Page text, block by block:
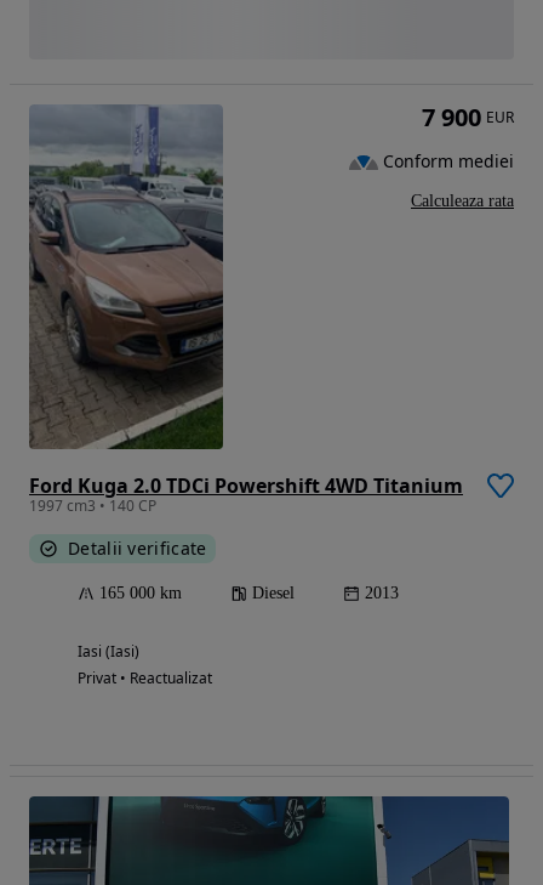
Ford Kuga 2.0 TDCi Powershift 4WD Titanium
1997 cm3 • 140 CP
Detalii verificate
165 000 km Diesel 2013
Iasi (Iasi)
Privat • Reactualizat
7 900 EUR
Conform mediei
Calculeaza rata